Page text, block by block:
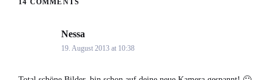
14 COMMENTS
Nessa
19. August 2013 at 10:38